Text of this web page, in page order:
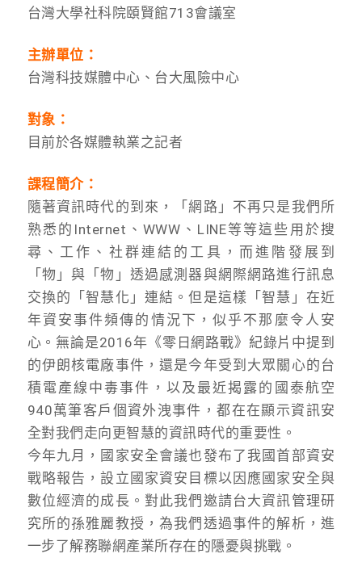
台灣大學社科院頤賢館713會議室
主辦單位：
台灣科技媒體中心、台大風險中心
對象：
目前於各媒體執業之記者
課程簡介：
隨著資訊時代的到來，「網路」不再只是我們所
熟悉的Internet、WWW、LINE等等這些用於搜
尋、工作、社群連結的工具，而進階發展到
「物」與「物」透過感測器與網際網路進行訊息
交換的「智慧化」連結。但是這樣「智慧」在近
年資安事件頻傳的情況下，似乎不那麼令人安
心。無論是2016年《零日網路戰》紀錄片中提到
的伊朗核電廠事件，還是今年受到大眾關心的台
積電產線中毒事件，以及最近揭露的國泰航空
940萬筆客戶個資外洩事件，都在在顯示資訊安
全對我們走向更智慧的資訊時代的重要性。
今年九月，國家安全會議也發布了我國首部資安
戰略報告，設立國家資安目標以因應國家安全與
數位經濟的成長。對此我們邀請台大資訊管理研
究所的孫雅麗教授，為我們透過事件的解析，進
一步了解務聯網產業所存在的隱憂與挑戰。